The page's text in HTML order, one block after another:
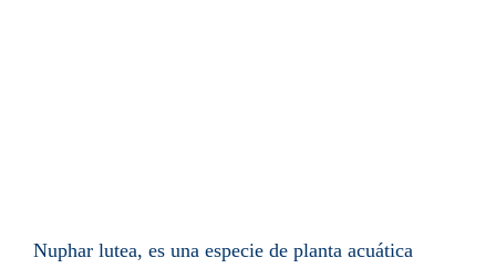
Nuphar lutea, es una especie de planta acuática